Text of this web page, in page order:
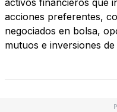
acciones preferentes,
negociados en bolsa,
mutuos e inversiones